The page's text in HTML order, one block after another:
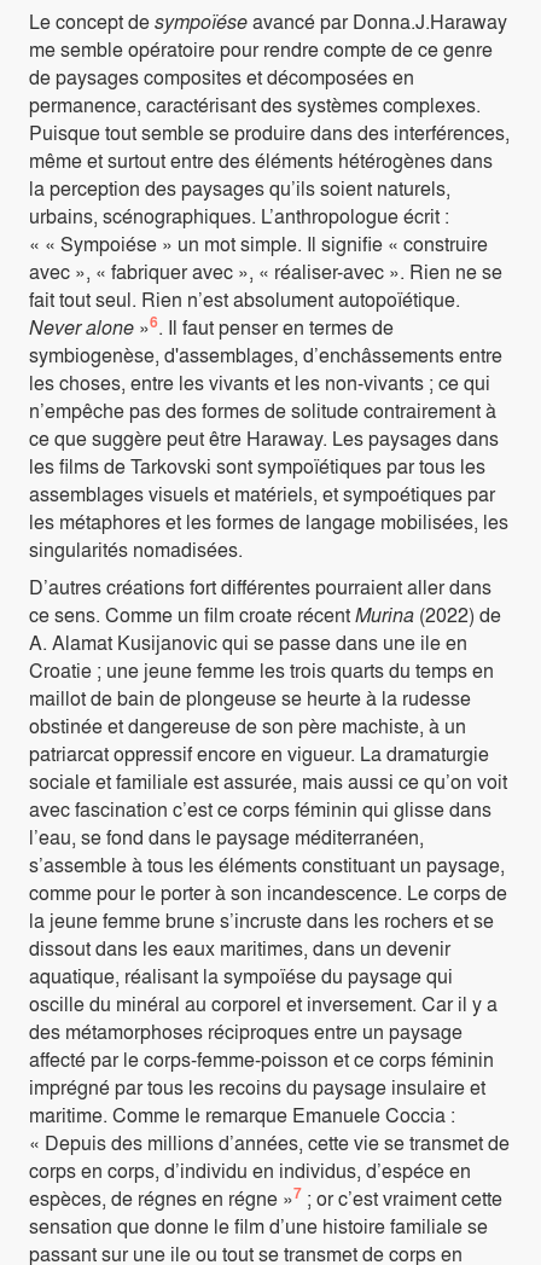
Le concept desympoïéseavancé par Donna.J.Haraway
me semble opératoire pour rendre compte de ce genre
de paysages composites et décomposées en
permanence, caractérisant des systèmes complexes.
Puisque tout semble se produire dans des interférences,
même et surtout entre des éléments hétérogènes dans
la perception des paysages qu’ils soient naturels,
urbains, scénographiques. L’anthropologue écrit :
« « Sympoiése » un mot simple. Il signifie « construire
avec », « fabriquer avec », « réaliser-avec ». Rien ne se
fait tout seul. Rien n’est absolument autopoïétique.
Never alone »6. Il faut penser en termes de
symbiogenèse, d'assemblages, d’enchâssements entre
les choses, entre les vivants et les non-vivants ; ce qui
n’empêche pas des formes de solitude contrairement à
ce que suggère peut être Haraway. Les paysages dans
les films de Tarkovski sont sympoïétiques par tous les
assemblages visuels et matériels, et sympoétiques par
les métaphores et les formes de langage mobilisées, les
singularités nomadisées.
D’autres créations fort différentes pourraient aller dans
ce sens. Comme un film croate récentMurina (2022) de
A. Alamat Kusijanovic qui se passe dans une ile en
Croatie ; une jeune femme les trois quarts du temps en
maillot de bain de plongeuse se heurte à la rudesse
obstinée et dangereuse de son père machiste, à un
patriarcat oppressif encore en vigueur. La dramaturgie
sociale et familiale est assurée, mais aussi ce qu’on voit
avec fascination c’est ce corps féminin qui glisse dans
l’eau, se fond dans le paysage méditerranéen,
s’assemble à tous les éléments constituant un paysage,
comme pour le porter à son incandescence. Le corps de
la jeune femme brune s’incruste dans les rochers et se
dissout dans les eaux maritimes, dans un devenir
aquatique, réalisant la sympoïése du paysage qui
oscille du minéral au corporel et inversement. Car il y a
des métamorphoses réciproques entre un paysage
affecté par le corps-femme-poisson et ce corps féminin
imprégné par tous les recoins du paysage insulaire et
maritime. Comme le remarque Emanuele Coccia :
« Depuis des millions d’années, cette vie se transmet de
corps en corps, d’individu en individus, d’espéce en
espèces, de régnes en régne »7 ; or c’est vraiment cette
sensation que donne le film d’une histoire familiale se
passant sur une ile ou tout se transmet de corps en